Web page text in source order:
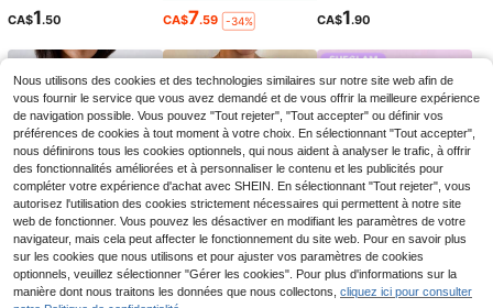
CA$1.50 CA$7.59 -34% CA$1.90
CA$15.88 CA$9.18 CA$3.60 -34%
Nous utilisons des cookies et des technologies similaires sur notre site web afin de
vous fournir le service que vous avez demandé et de vous offrir la meilleure expérience
de navigation possible. Vous pouvez "Tout rejeter", "Tout accepter" ou définir vos
préférences de cookies à tout moment à votre choix. En sélectionnant "Tout accepter",
nous définirons tous les cookies optionnels, qui nous aident à analyser le trafic, à offrir
des fonctionnalités améliorées et à personnaliser le contenu et les publicités pour
compléter votre expérience d'achat avec SHEIN. En sélectionnant "Tout rejeter", vous
autorisez l'utilisation des cookies strictement nécessaires qui permettent à notre site
web de fonctionner. Vous pouvez les désactiver en modifiant les paramètres de votre
navigateur, mais cela peut affecter le fonctionnement du site web. Pour en savoir plus
sur les cookies que nous utilisons et pour ajuster vos paramètres de cookies
optionnels, veuillez sélectionner "Gérer les cookies". Pour plus d'informations sur la
manière dont nous traitons les données que nous collectons, cliquez ici pour consulter